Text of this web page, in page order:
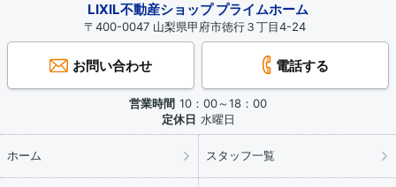
LIXIL不動産ショップ プライムホーム
〒400-0047 山梨県甲府市徳行３丁目4-24
お問い合わせ 電話する
営業時間 10：00～18：00
定休日 水曜日
ホーム スタッフ一覧